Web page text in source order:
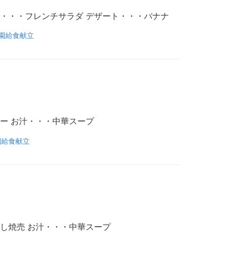
・・フレンチサラダ デザート・・・バナナ
給食献立
お汁・・・中華スープ
食献立
焼売 お汁・・・中華スープ